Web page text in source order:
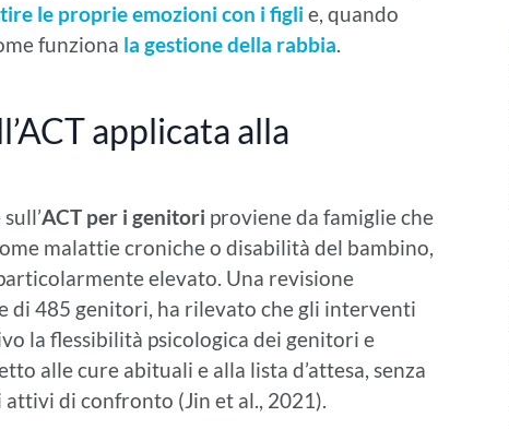
le proprie emozioni con i figli e, quando
funziona la gestione della rabbia.
applicata alla
ACT per i genitori proviene da famiglie che
malattie croniche o disabilità del bambino,
elevato. Una revisione
di 485 genitori, ha rilevato che gli interventi
la flessibilità psicologica dei genitori e
alle cure abituali e alla lista d’attesa, senza
di confronto (Jin et al., 2021).